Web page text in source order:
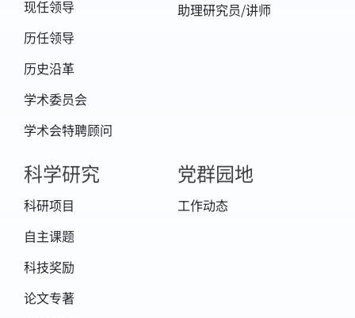
10. 中国科学院西部行动计划项目,KZCX2-XB3-
05-02, “黑河流域生态-水文遥感产品生产与应
用试验研究”，第二课题“黑河流域生态过程关
键参量遥感产品”，2012-2015，参加。
题：全球陆表特征参量的遥感提取方法研究，
2009－2012，参加。
12. 国家科技支撑项目，2008BAC34B03，“基
及软件研究”，第三课题：面向环境监测的多源
遥感数据协同反演与同化技术及软件研发研究，
现任领导
历任领导
历史沿革
学术委员会
学术会特聘顾问
助理研究员/讲师
科学研究
科研项目
自主课题
科技奖励
论文专著
党群园地
工作动态